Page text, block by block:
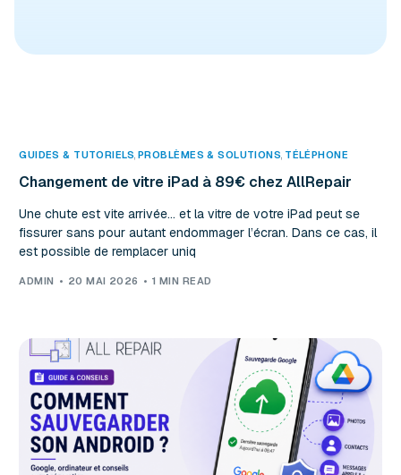
GUIDES & TUTORIELS,PROBLÈMES & SOLUTIONS, TÉLÉPHONE
Changement de vitre iPad à 89€ chez AllRepair
Une chute est vite arrivée… et la vitre de votre iPad peut se
fissurer sans pour autant endommager l’écran. Dans ce cas, il
est possible de remplacer uniq
ADMIN 20 MAI 2026 1 MIN READ